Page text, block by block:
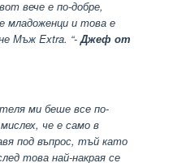
вече е по-добре,
младоженци и това е
Мъж Extra. “-Джеф от
ми беше все по-
че е само в
под въпрос, тъй като
това най-накрая се